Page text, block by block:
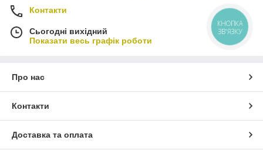
Контакти
Сьогодні вихідний
Показати весь графік роботи
Про нас
Контакти
Доставка та оплата
КНОПКА
ЗВ'ЯЗКУ